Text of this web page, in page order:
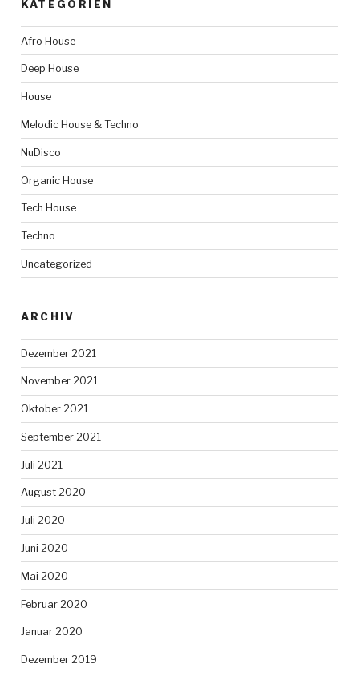
KATEGORIEN
Afro House
Deep House
House
Melodic House & Techno
NuDisco
Organic House
Tech House
Techno
Uncategorized
ARCHIV
Dezember 2021
November 2021
Oktober 2021
September 2021
Juli 2021
August 2020
Juli 2020
Juni 2020
Mai 2020
Februar 2020
Januar 2020
Dezember 2019